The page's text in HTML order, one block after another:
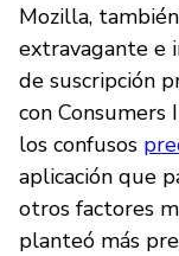
Mozilla,
extravagante e
de suscripción
con
los confusos
aplicación que
otros factores
planteó más